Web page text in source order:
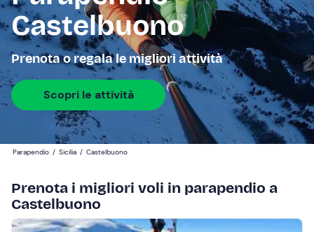
Castelbuono
Prenota o regala le migliori attività
Scopri le attività
Parapendio / Sicilia / Castelbuono
Prenota i migliori voli in parapendio a
Castelbuono